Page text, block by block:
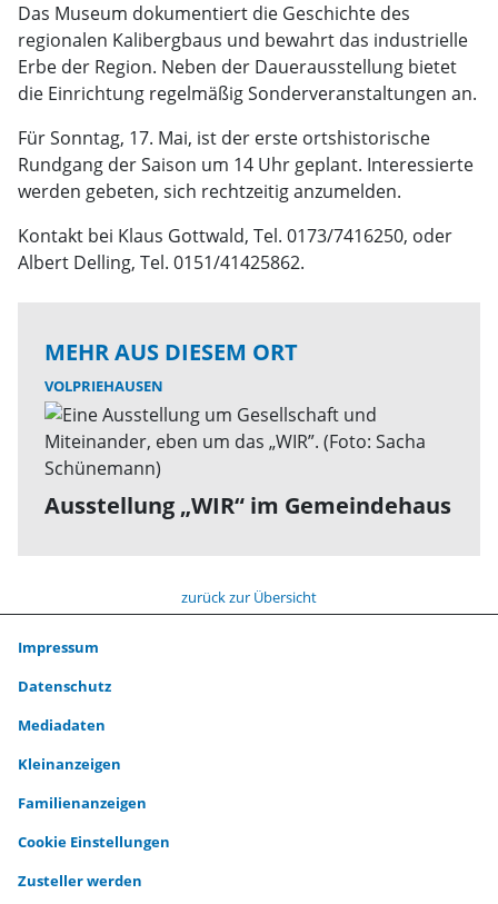
Das Museum dokumentiert die Geschichte des
regionalen Kalibergbaus und bewahrt das industrielle
Erbe der Region. Neben der Dauerausstellung bietet
die Einrichtung regelmäßig Sonderveranstaltungen an.
Für Sonntag, 17. Mai, ist der erste ortshistorische
Rundgang der Saison um 14 Uhr geplant. Interessierte
werden gebeten, sich rechtzeitig anzumelden.
Kontakt bei Klaus Gottwald, Tel. 0173/7416250, oder
Albert Delling, Tel. 0151/41425862.
MEHR AUS DIESEM ORT
VOLPRIEHAUSEN
Ausstellung „WIR“ im Gemeindehaus
zurück zur Übersicht
Impressum
Datenschutz
Mediadaten
Kleinanzeigen
Familienanzeigen
Cookie Einstellungen
Zusteller werden